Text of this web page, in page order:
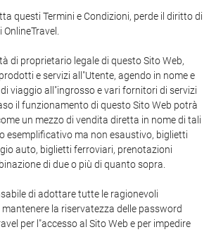
questi Termini e Condizioni, perde il diritto di
di proprietario legale di questo Sito Web,
e servizi all"Utente, agendo in nome e
viaggio all"ingrosso e vari fornitori di servizi
il funzionamento di questo Sito Web potrà
un mezzo di vendita diretta in nome di tali
esemplificativo ma non esaustivo, biglietti
auto, biglietti ferroviari, prenotazioni
di due o più di quanto sopra.
di adottare tutte le ragionevoli
la riservatezza delle password
per l"accesso al Sito Web e per impedire